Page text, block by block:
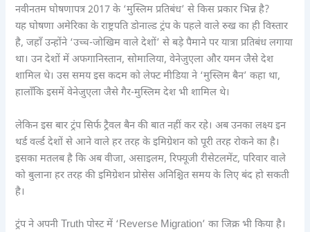
नवीनतम घोषणापत्र 2017 के ‘मुस्लिम प्रतिबंध’ से किस प्रकार भिन्न है?
यह घोषणा अमेरिका के राष्ट्रपति डोनाल्ड ट्रंप के पहले वाले रुख का ही विस्तार
है, जहाँ उन्होंने ‘उच्च-जोखिम वाले देशों’ से बड़े पैमाने पर यात्रा प्रतिबंध लगाया
था। उन देशों में अफगानिस्तान, सोमालिया, वेनेजुएला और यमन जैसे देश
शामिल थे। उस समय इस कदम को लेफ्ट मीडिया ने ‘मुस्लिम बैन’ कहा था,
हालाँकि इसमें वेनेजुएला जैसे गैर-मुस्लिम देश भी शामिल थे।
लेकिन इस बार ट्रंप सिर्फ ट्रैवल बैन की बात नहीं कर रहे। अब उनका लक्ष्य इन
थर्ड वर्ल्ड देशों से आने वाले हर तरह के इमिग्रेशन को पूरी तरह रोकने का है।
इसका मतलब है कि अब वीजा, असाइलम, रिफ्यूजी रीसेटलमेंट, परिवार वाले
को बुलाना हर तरह की इमिग्रेशन प्रोसेस अनिश्चित समय के लिए बंद हो सकती
है।
ट्रंप ने अपनी Truth पोस्ट में ‘Reverse Migration’ का जिक्र भी किया है।